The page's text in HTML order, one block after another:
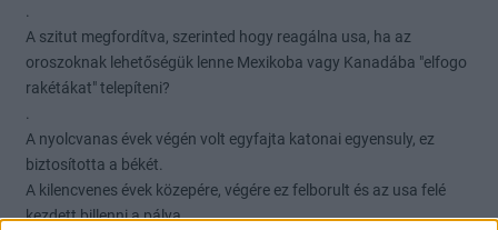
.
A szitut megfordítva, szerinted hogy reagálna usa, ha az
oroszoknak lehetőségük lenne Mexikoba vagy Kanadába "elfogo
rakétákat" telepíteni?
.
A nyolcvanas évek végén volt egyfajta katonai egyensuly, ez
biztosította a békét.
A kilencvenes évek közepére, végére ez felborult és az usa felé
kezdett billenni a pálya.